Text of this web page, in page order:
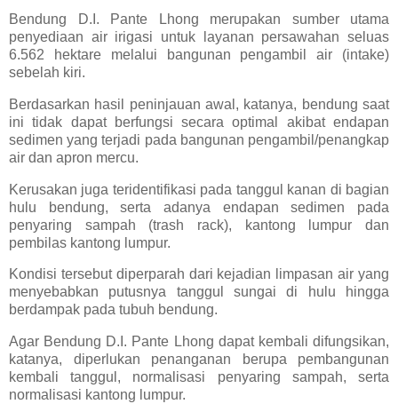
Bendung D.I. Pante Lhong merupakan sumber utama
penyediaan air irigasi untuk layanan persawahan seluas
6.562 hektare melalui bangunan pengambil air (intake)
sebelah kiri.
Berdasarkan hasil peninjauan awal, katanya, bendung saat
ini tidak dapat berfungsi secara optimal akibat endapan
sedimen yang terjadi pada bangunan pengambil/penangkap
air dan apron mercu.
Kerusakan juga teridentifikasi pada tanggul kanan di bagian
hulu bendung, serta adanya endapan sedimen pada
penyaring sampah (trash rack), kantong lumpur dan
pembilas kantong lumpur.
Kondisi tersebut diperparah dari kejadian limpasan air yang
menyebabkan putusnya tanggul sungai di hulu hingga
berdampak pada tubuh bendung.
Agar Bendung D.I. Pante Lhong dapat kembali difungsikan,
katanya, diperlukan penanganan berupa pembangunan
kembali tanggul, normalisasi penyaring sampah, serta
normalisasi kantong lumpur.